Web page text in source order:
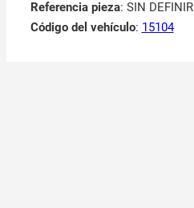
Referencia pieza: SIN DEFINIR
Código del vehículo: 15104